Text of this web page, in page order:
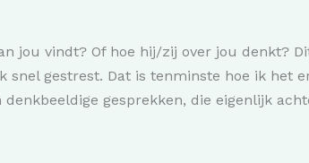
jou vindt? Of hoe hij/zij over jou denkt?
gestrest. Dat is tenminste hoe ik het
gesprekken, die eigenlijk